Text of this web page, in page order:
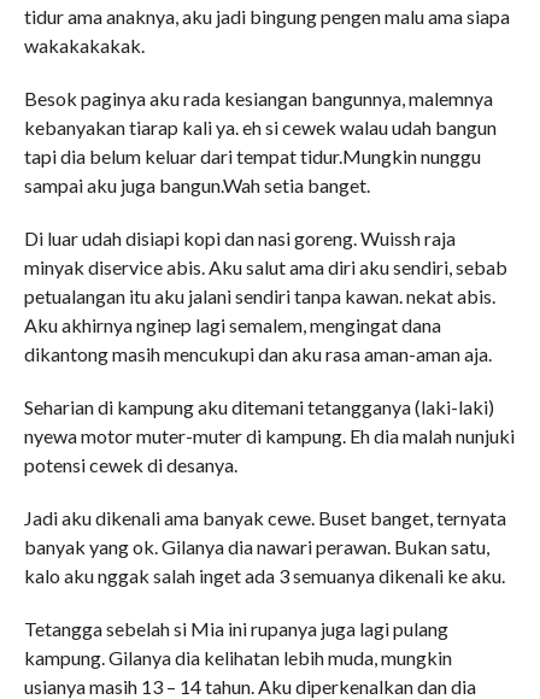
tidur ama anaknya, aku jadi bingung pengen malu ama siapa
wakakakakak.
Besok paginya aku rada kesiangan bangunnya, malemnya
kebanyakan tiarap kali ya. eh si cewek walau udah bangun
tapi dia belum keluar dari tempat tidur.Mungkin nunggu
sampai aku juga bangun.Wah setia banget.
Di luar udah disiapi kopi dan nasi goreng. Wuissh raja
minyak diservice abis. Aku salut ama diri aku sendiri, sebab
petualangan itu aku jalani sendiri tanpa kawan. nekat abis.
Aku akhirnya nginep lagi semalem, mengingat dana
dikantong masih mencukupi dan aku rasa aman-aman aja.
Seharian di kampung aku ditemani tetangganya (laki-laki)
nyewa motor muter-muter di kampung. Eh dia malah nunjuki
potensi cewek di desanya.
Jadi aku dikenali ama banyak cewe. Buset banget, ternyata
banyak yang ok. Gilanya dia nawari perawan. Bukan satu,
kalo aku nggak salah inget ada 3 semuanya dikenali ke aku.
Tetangga sebelah si Mia ini rupanya juga lagi pulang
kampung. Gilanya dia kelihatan lebih muda, mungkin
usianya masih 13 – 14 tahun. Aku diperkenalkan dan dia